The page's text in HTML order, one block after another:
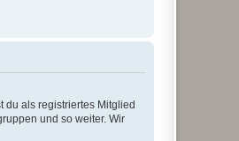
du als registriertes Mitglied
und so weiter. Wir